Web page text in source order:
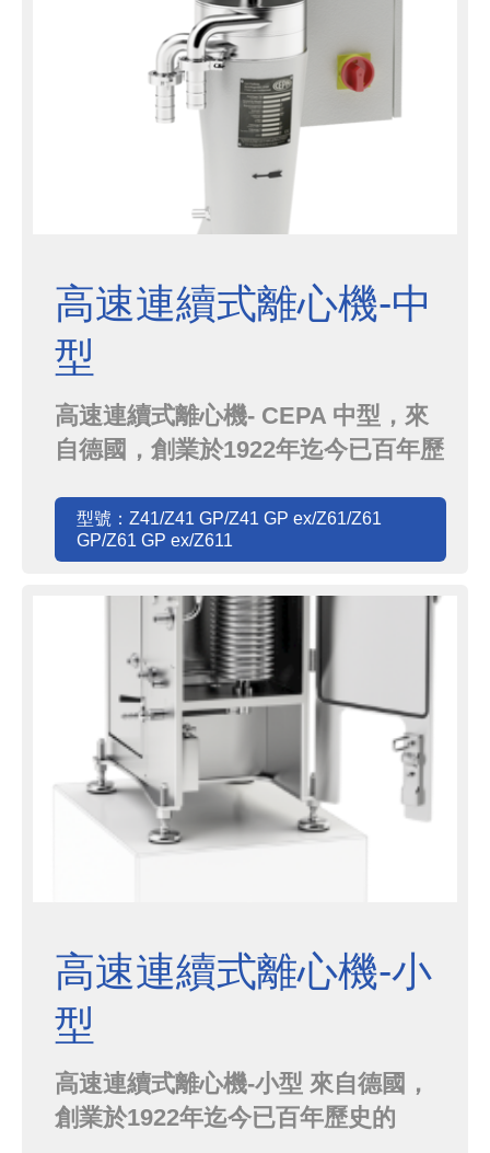
容量、轉速、處理量等規格搭配的機
高速連續式離心機-中
型
高速連續式離心機- CEPA 中型，來
自德國，創業於1922年迄今已百年歷
機，不僅設計精細、品質穩定、外觀
簡潔，應用在固液分離的各種領域上
學、食品、藥學等皆能廣泛應用．
CEPA擁有各種不同容量、轉速、處
理量等規格搭配的機型，相信能為您
型號：Z41/Z41 GP/Z41 GP ex/Z61/Z61
GP/Z61 GP ex/Z611
高速連續式離心機-小
型
高速連續式離心機-小型 來自德國，
創業於1922年迄今已百年歷史的